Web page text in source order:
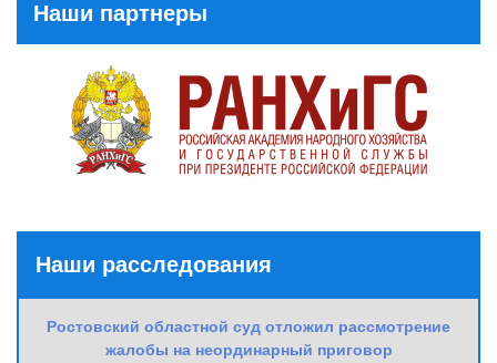
Наши партнеры
Наши расследования
Ростовский областной суд отложил рассмотрение
жалобы на неординарный приговор